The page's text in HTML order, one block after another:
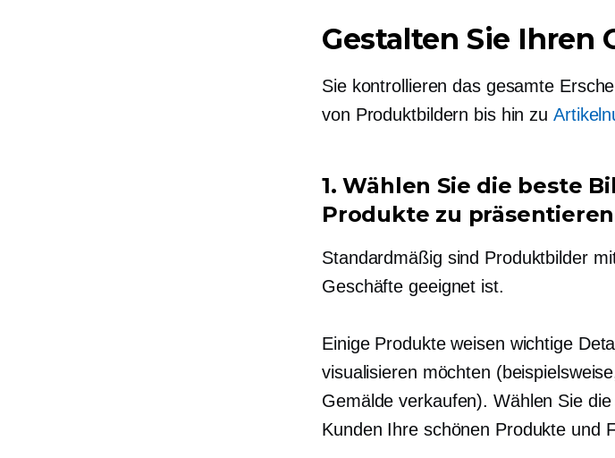
Gestalten Sie Ihren
Sie kontrollieren das gesamte
von Produktbildern bis hin zu
1. Wählen Sie die beste
Produkte zu präsentieren
Standardmäßig sind Produktbilder
Geschäfte geeignet ist.
Einige Produkte weisen wichtige
visualisieren möchten
Gemälde verkaufen). Wählen Sie
Kunden Ihre schönen Produkte und